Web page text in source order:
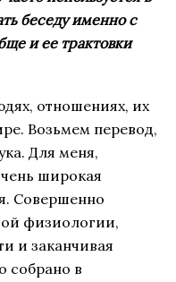
беседу именно с
и ее трактовки
отношениях, их
Возьмем перевод,
Для меня,
широкая
Совершенно
физиологии,
и заканчивая
собрано в